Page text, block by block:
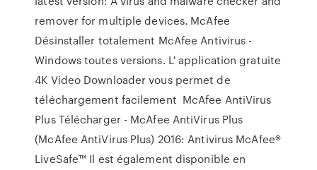
remover for multiple devices. McAfee
Désinstaller totalement McAfee Antivirus -
Windows toutes versions. L' application gratuite
4K Video Downloader vous permet de
téléchargement facilement McAfee AntiVirus
Plus Télécharger - McAfee AntiVirus Plus
(McAfee AntiVirus Plus) 2016: Antivirus McAfee®
LiveSafe™ Il est également disponible en